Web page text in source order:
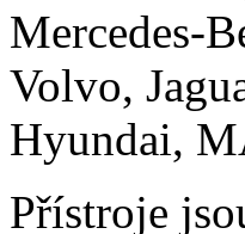
Mercedes-
Volvo,
Hyundai,
Přístroje